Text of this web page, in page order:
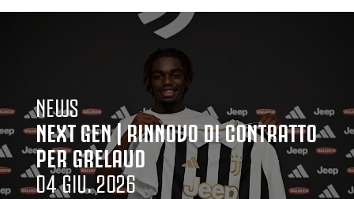
NEWS
NEXT GEN | RINNOVO DI CONTRATTO
PER GRELAUD
04 GIU. 2026